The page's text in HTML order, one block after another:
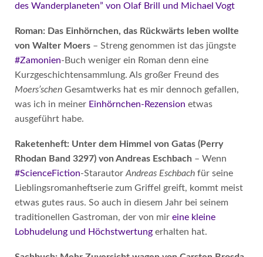
des Wanderplaneten” von Olaf Brill und Michael Vogt
Roman: Das Einhörnchen, das Rückwärts leben wollte
von Walter Moers– Streng genommen ist das jüngste
#Zamonien-Buch weniger ein Roman denn eine
Kurzgeschichtensammlung. Als großer Freund des
Moers’schenGesamtwerks hat es mir dennoch gefallen,
was ich in meiner Einhörnchen-Rezension etwas
ausgeführt habe.
Raketenheft: Unter dem Himmel von Gatas (Perry
Rhodan Band 3297) von Andreas Eschbach – Wenn
#ScienceFiction-Starautor Andreas Eschbachfür seine
Lieblingsromanheftserie zum Griffel greift, kommt meist
etwas gutes raus. So auch in diesem Jahr bei seinem
traditionellen Gastroman, der von mir eine kleine
Lobhudelung und Höchstwertungerhalten hat.